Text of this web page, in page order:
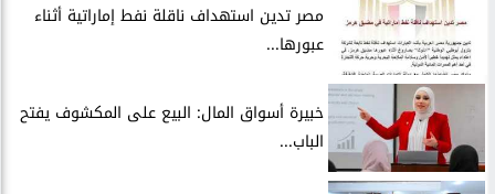
مصر تدين استهداف ناقلة نفط إماراتية أثناء
عبورها...
خبيرة أسواق المال: البيع على المكشوف يفتح
الباب...